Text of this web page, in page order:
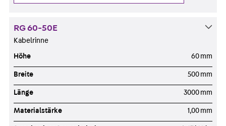
RG 60-50E
Kabelrinne
Höhe 60 mm
Breite 500 mm
Länge 3000 mm
Materialstärke 1,00 mm